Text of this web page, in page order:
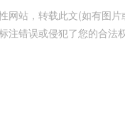
网站，转载此文(如有图
注错误或侵犯了您的合